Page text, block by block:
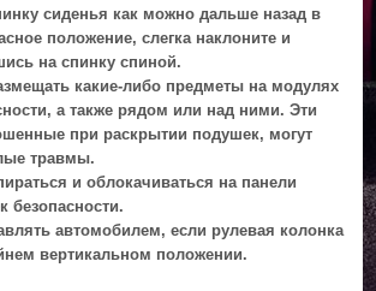
сиденья как можно дальше назад в
положение, слегка наклоните и
на спинку спиной.
какие-либо предметы на модулях
а также рядом или над ними. Эти
при раскрытии подушек, могут
травмы.
и облокачиваться на панели
безопасности.
автомобилем, если рулевая колонка
вертикальном положении.